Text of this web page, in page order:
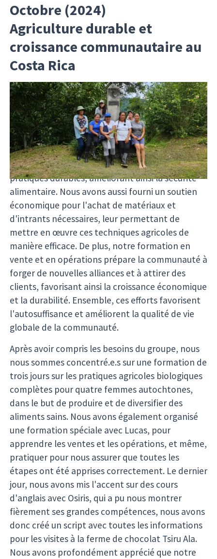
Octobre (2024)
Agriculture durable et
croissance communautaire au
Costa Rica
Dans la communauté autochtone de Talamanca,
nous avons fait de larges progrès grâce à
plusieurs initiatives impactantes. Notre
formation technique en agriculture biologique
équipe les membres de la communauté avec les
compétences nécessaires pour cultiver des
pratiques durables, améliorant ainsi la sécurité
alimentaire. Nous avons aussi fourni un soutien
économique pour l'achat de matériaux et
d'intrants nécessaires, leur permettant de
mettre en œuvre ces techniques agricoles de
manière efficace. De plus, notre formation en
vente et en opérations prépare la communauté à
forger de nouvelles alliances et à attirer des
clients, favorisant ainsi la croissance économique
et la durabilité. Ensemble, ces efforts favorisent
l'autosuffisance et améliorent la qualité de vie
globale de la communauté.
Après avoir compris les besoins du groupe, nous
nous sommes concentré.e.s sur une formation de
trois jours sur les pratiques agricoles biologiques
complètes pour quatre femmes autochtones,
dans le but de produire et de diversifier des
aliments sains. Nous avons également organisé
une formation spéciale avec Lucas, pour
apprendre les ventes et les opérations, et même,
pratiquer pour nous assurer que toutes les
étapes ont été apprises correctement. Le dernier
jour, nous avons mis l'accent sur des cours
d'anglais avec Osiris, qui a pu nous montrer
fièrement ses grandes compétences, nous avons
donc créé un script avec toutes les informations
pour les visites à la ferme de chocolat Tsiru Ala.
Nous avons profondément apprécié que notre